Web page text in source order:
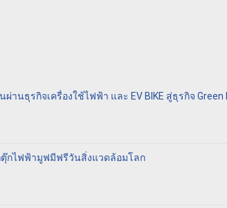
านธุรกิจเครื่องใช้ไฟฟ้า และ EV BIKE สู่ธุรกิจ Green
ตุ๊กไฟฟ้ามูฟมีฟรีวันสิ่งแวดล้อมโลก